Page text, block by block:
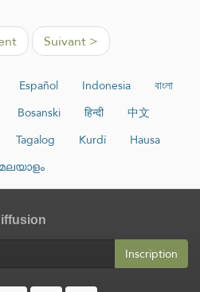
Suivant >
Español Indonesia
বাংলা
Bosanski हिन्दी
中文
Tagalog Kurdî
Hausa
മലയാളം
Inscription